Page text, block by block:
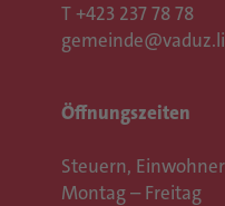
T +423 237 78 78
gemeinde@vaduz.li
Öffnungszeiten
Steuern,
Montag – Freitag